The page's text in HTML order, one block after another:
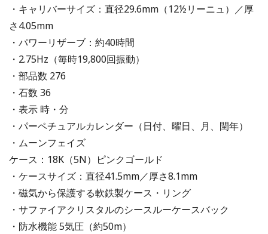
・キャリバーサイズ：直径29.6mm（12½リーニュ）／厚
さ4.05mm
・パワーリザーブ：約40時間
・2.75Hz（毎時19,800回振動）
・部品数 276
・石数 36
・表示 時・分
・パーペチュアルカレンダー（日付、曜日、月、閏年）
・ムーンフェイズ
ケース：18K（5N）ピンクゴールド
・ケースサイズ：直径41.5mm／厚さ8.1mm
・磁気から保護する軟鉄製ケース・リング
・サファイアクリスタルのシースルーケースバック
・防水機能 5気圧（約50m）